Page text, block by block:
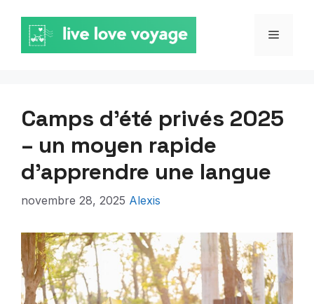
contenu
MENU
Camps d’été privés 2025
– un moyen rapide
d’apprendre une langue
novembre 28, 2025 Alexis